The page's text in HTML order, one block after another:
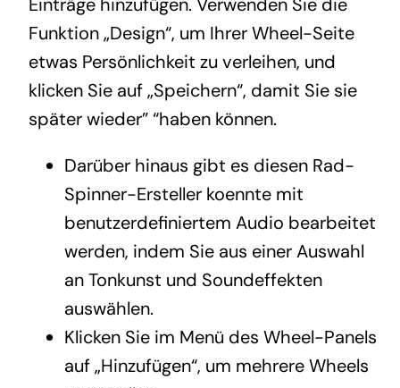
Einträge hinzufügen. Verwenden Sie die
Funktion „Design“, um Ihrer Wheel-Seite
etwas Persönlichkeit zu verleihen, und
klicken Sie auf „Speichern“, damit Sie sie
später wieder” “haben können.
Darüber hinaus gibt es diesen Rad-
Spinner-Ersteller koennte mit
benutzerdefiniertem Audio bearbeitet
werden, indem Sie aus einer Auswahl
an Tonkunst und Soundeffekten
auswählen.
Klicken Sie im Menü des Wheel-Panels
auf „Hinzufügen“, um mehrere Wheels